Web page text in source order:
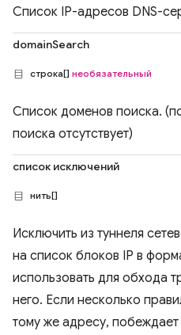
Список IP-адресов DNS-
domainSearch
строка[] необязательный
Список доменов поиска.
поиска отсутствует)
список исключений
нить[]
Исключить из туннеля
на список блоков IP в
использовать для обхода
него. Если несколько
тому же адресу,